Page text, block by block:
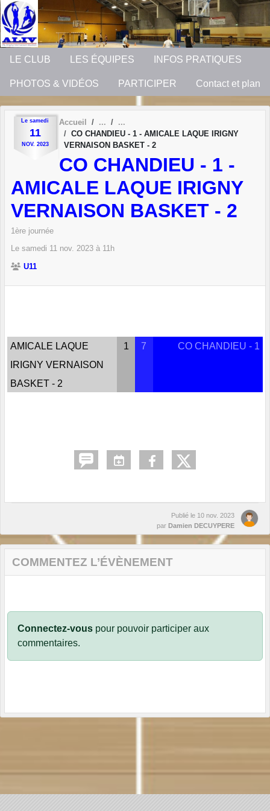
LE CLUB LES ÉQUIPES INFOS PRATIQUES
PHOTOS & VIDÉOS PARTICIPER Contact et plan
Le samedi
11
NOV. 2023
Accueil
CO CHANDIEU - 1 - AMICALE LAQUE IRIGNY
VERNAISON BASKET - 2
CO CHANDIEU - 1 -
AMICALE LAQUE IRIGNY
VERNAISON BASKET - 2
1ère journée
Le samedi 11 nov. 2023 à 11h
U11
AMICALE LAQUE
IRIGNY VERNAISON
BASKET - 2
1 7 CO CHANDIEU - 1
Publié le 10 nov. 2023
par Damien DECUYPERE
COMMENTEZ L’ÉVÈNEMENT
Connectez-vous pour pouvoir participer aux
commentaires.
Panneau de gestion des cookies